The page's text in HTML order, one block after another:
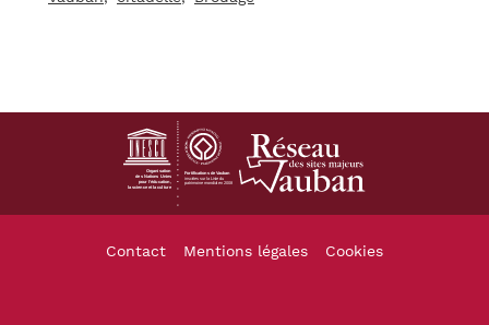
Footer
Contact Mentions légales Cookies